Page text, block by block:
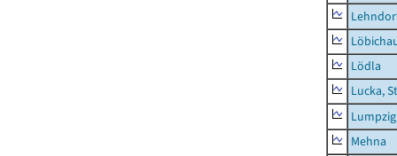
Lödla
Lucka,
Lumpzig
Mehna